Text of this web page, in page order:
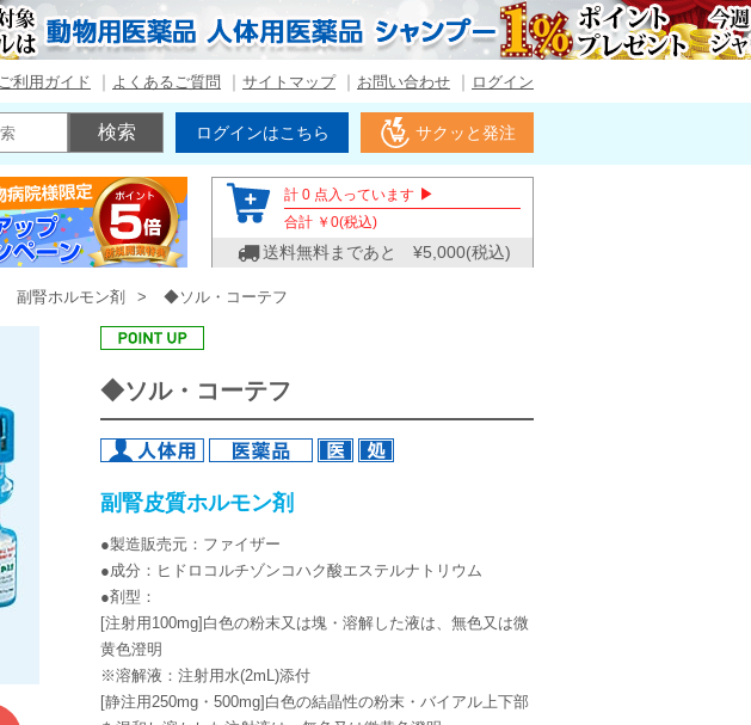
ご利用ガイド よくあるご質問 サイトマップ お問い合わせ ログイン
ログインはこちら サクッと発注
計 0 点入っています ▶
合計 ￥ 0(税込)
送料無料まであと ¥5,000(税込)
副腎ホルモン剤 ◆ソル・コーテフ
◆ソル・コーテフ
副腎皮質ホルモン剤
●製造販売元：ファイザー
●成分：ヒドロコルチゾンコハク酸エステルナトリウム
●剤型：
[注射用100mg]白色の粉末又は塊・溶解した液は、無色又は微
黄色澄明
※溶解液：注射用水(2mL)添付
[静注用250mg・500mg]白色の結晶性の粉末・バイアル上下部